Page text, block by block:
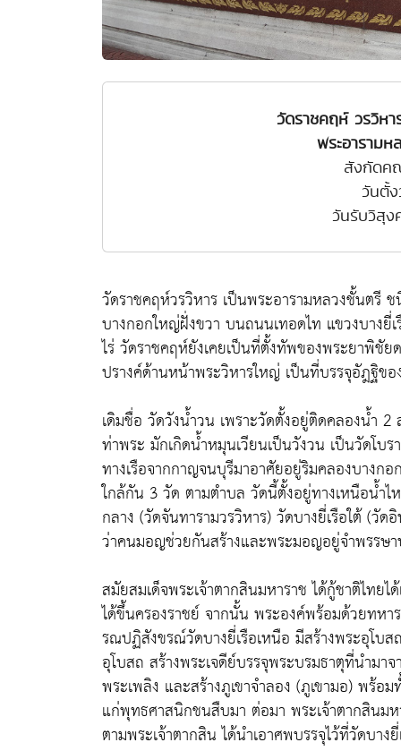
วัดราชคฤห์ วรวิห
พระอาราม
สังกัดค
วันตั้
วันรับวิสุง
วัดราชคฤห์วรวิหาร เป็นพระอารามหลวงชั้นตรี
บางกอกใหญ่ฝั่งขวา บนถนนเทอดไท แขวงบาง
ไร่ วัดราชคฤห์ยังเคยเป็นที่ตั้งทัพของพระยาพิชั
ปรางค์ด้านหน้าพระวิหารใหญ่ เป็นที่บรรจุอัฎฐิข
เดิมชื่อ วัดวังน้ำวน เพราะวัดตั้งอยู่ติดคลองน้ำ
ท่าพระ มักเกิดน้ำหมุนเวียนเป็นวังวน เป็นวัดโ
ทางเรือจากกาญจนบุรีมาอาศัยอยู่ริมคลองบาง
ใกล้กัน 3 วัด ตามตำบล วัดนี้ตั้งอยู่ทางเหนือน้ำไ
กลาง (วัดจันทารามวรวิหาร) วัดบางยี่เรือใต้ (
ว่าคนมอญช่วยกันสร้างและพระมอญอยู่จำพรรษ
สมัยสมเด็จพระเจ้าตากสินมหาราช ได้กู้ชาติไทย
ได้ขึ้นครองราชย์ จากนั้น พระองค์พร้อมด้วยทหา
รณปฏิสังขรณ์วัดบางยี่เรือเหนือ มีสร้างพระอุโบ
อุโบสถ สร้างพระเจดีย์บรรจุพระบรมธาตุที่นำมา
พระเพลิง และสร้างภูเขาจำลอง (ภูเขามอ) พร้อ
แก่พุทธศาสนิกชนสืบมา ต่อมา พระเจ้าตากสินม
ตามพระเจ้าตากสิน ได้นำเอาศพบรรจุไว้ที่วัดบาง